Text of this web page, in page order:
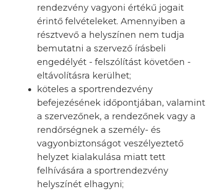
rendezvény vagyoni értékű jogait
érintő felvételeket. Amennyiben a
résztvevő a helyszínen nem tudja
bemutatni a szervező írásbeli
engedélyét - felszólítást követően -
eltávolításra kerülhet;
köteles a sportrendezvény
befejezésének időpontjában, valamint
a szervezőnek, a rendezőnek vagy a
rendőrségnek a személy- és
vagyonbiztonságot veszélyeztető
helyzet kialakulása miatt tett
felhívására a sportrendezvény
helyszínét elhagyni;